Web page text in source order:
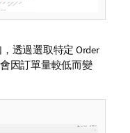
透過選取特定 Order
因訂單量較低而變